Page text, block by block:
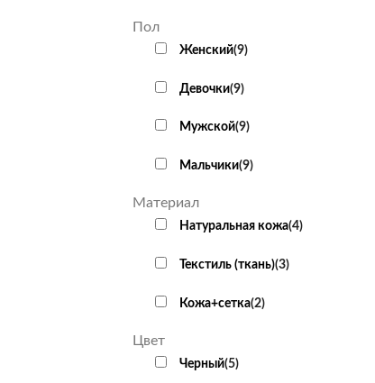
Пол
Женский(9)
Девочки(9)
Мужской(9)
Мальчики(9)
Материал
Натуральная кожа(4)
Текстиль (ткань)(3)
Кожа+сетка(2)
Цвет
Черный(5)